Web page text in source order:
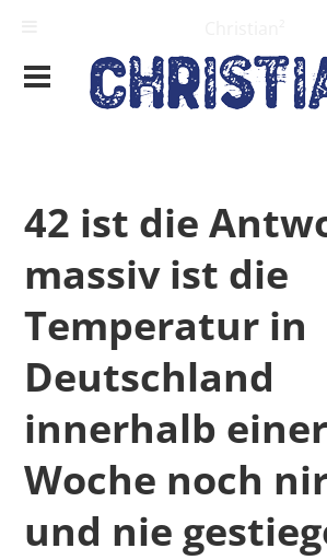
42 ist die
massiv ist die
Temperatur in
Deutschland
innerhalb einer
Woche noch
und nie